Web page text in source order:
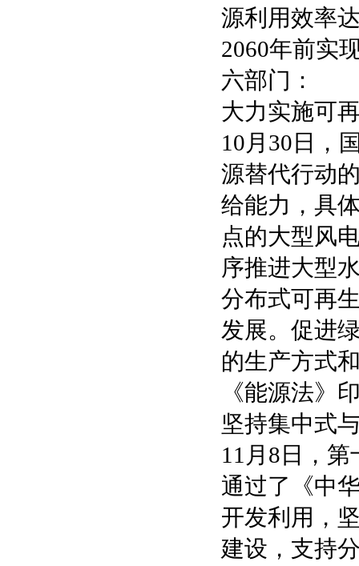
源利用效率
2060年前实
六部门：
大力实施可
10月30日，
源替代行动
给能力，具
点的大型风
序推进大型
分布式可再
发展。促进
的生产方式
《能源法》
坚持集中式
11月8日，
通过了《中
开发利用，
建设，支持